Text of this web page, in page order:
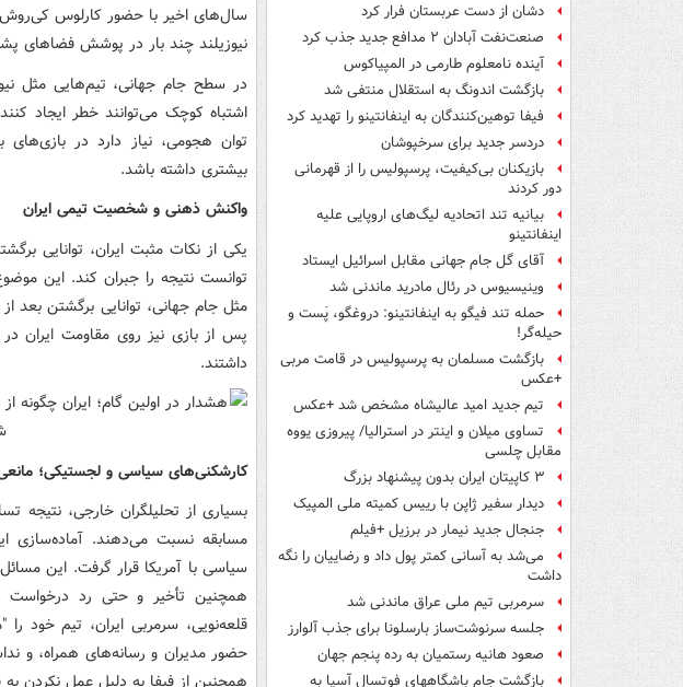
دشان از دست عربستان فرار کرد
صنعت‌نفت آبادان ۲ مدافع جدید جذب کرد
آینده نامعلوم طارمی در المپیاکوس
بازگشت اندونگ به استقلال منتفی شد
فیفا توهین‌کنندگان به اینفانتینو را تهدید کرد
دردسر جدید برای سرخپوشان
بازیکنان بی‌کیفیت، پرسپولیس را از قهرمانی
دور کردند
بیانیه تند اتحادیه لیگ‌های اروپایی علیه
اینفانتینو
آقای گل جام جهانی مقابل اسرائیل ایستاد
وینیسیوس در رئال مادرید ماندنی شد
حمله تند فیگو به اینفانتینو: دروغگو، پَست‌ و
حیله‌گر!
بازگشت مسلمان به پرسپولیس در قامت مربی
+عکس
تیم جدید امید عالیشاه مشخص شد +عکس
تساوی میلان و اینتر در استرالیا/ پیروزی یووه
مقابل چلسی
۳ کاپیتان ایران بدون پیشنهاد بزرگ
دیدار سفیر ژاپن با رییس کمیته ملی المپیک
جنجال جدید نیمار در برزیل +فیلم
می‌شد به آسانی کمتر پول داد و رضاییان را نگه
داشت
سرمربی تیم ملی عراق ماندنی شد
جلسه سرنوشت‌ساز بارسلونا برای جذب آلوارز
صعود هانیه رستمیان به رده پنجم جهان
بازگشت جام باشگاههای فوتسال آسیا به
سال‌های اخیر با حضور کارلوس کی‌روش
نیوزیلند چند بار در پوشش فضاهای
در سطح جام جهانی، تیم‌هایی مثل
اشتباه کوچک می‌توانند خطر ایجاد
توان هجومی، نیاز دارد در
بیشتری داشته باشد.
واکنش ذهنی و شخصیت تیمی ایران
یکی از نکات مثبت ایران، توانایی
توانست نتیجه را جبران کند. این
مثل جام جهانی، توانایی برگشتن
پس از بازی نیز روی مقاومت ایران
داشتند.
کارشکنی‌های سیاسی و لجستیکی؛
بسیاری از تحلیلگران خارجی، نتیجه
مسابقه نسبت می‌دهند. آماده‌سازی
سیاسی با آمریکا قرار گرفت. این مسائل
همچنین تأخیر و حتی رد درخواست
قلعه‌نویی، سرمربی ایران، تیم خود
حضور مدیران و رسانه‌های همراه، و
همچنین از فیفا به دلیل عمل نکردن